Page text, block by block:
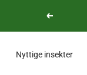
Vend tilbage
Nyttige insekter